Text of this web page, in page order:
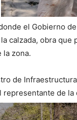
el Gobierno
calzada, obra
la zona.
de
de la